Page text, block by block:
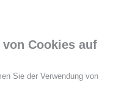
Cookies auf
Sie der Verwendung von